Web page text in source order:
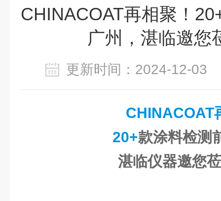
CHINACOAT再相聚！
广州，湛临邀您
更新时间：2024-12-
CHINACOAT
20+款涂料检测
湛临仪器邀您